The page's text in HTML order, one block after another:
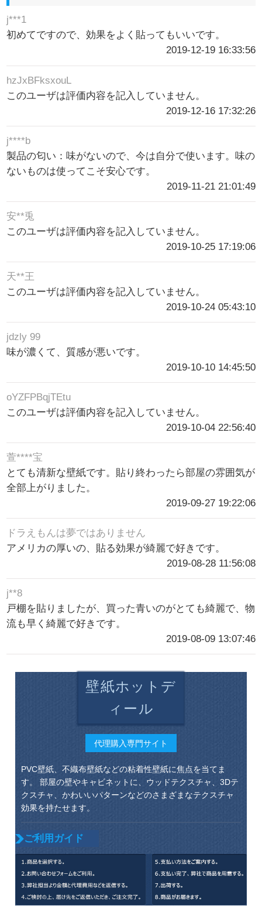
j***1
初めてですので、効果をよく貼ってもいいです。
2019-12-19 16:33:56
hzJxBFksxouL
このユーザは評価内容を記入していません。
2019-12-16 17:32:26
j****b
製品の匂い：味がないので、今は自分で使います。味の
ないものは使ってこそ安心です。
2019-11-21 21:01:49
安**兎
このユーザは評価内容を記入していません。
2019-10-25 17:19:06
天**王
このユーザは評価内容を記入していません。
2019-10-24 05:43:10
jdzly 99
味が濃くて、質感が悪いです。
2019-10-10 14:45:50
oYZFPBqjTEtu
このユーザは評価内容を記入していません。
2019-10-04 22:56:40
萱****宝
とても清新な壁紙です。貼り終わったら部屋の雰囲気が
全部上がりました。
2019-09-27 19:22:06
ドラえもんは夢ではありません
アメリカの厚いの、貼る効果が綺麗で好きです。
2019-08-28 11:56:08
j**8
戸棚を貼りましたが、買った青いのがとても綺麗で、物
流も早く綺麗で好きです。
2019-08-09 13:07:46
壁紙ホットデ
ィール
代理購入専門サイト
PVC壁紙、不織布壁紙などの粘着性壁紙に焦点を当てま
す。 部屋の壁やキャビネットに、ウッドテクスチャ、3Dテ
クスチャ、かわいいパターンなどのさまざまなテクスチャ
効果を持たせます。
ご利用ガイド